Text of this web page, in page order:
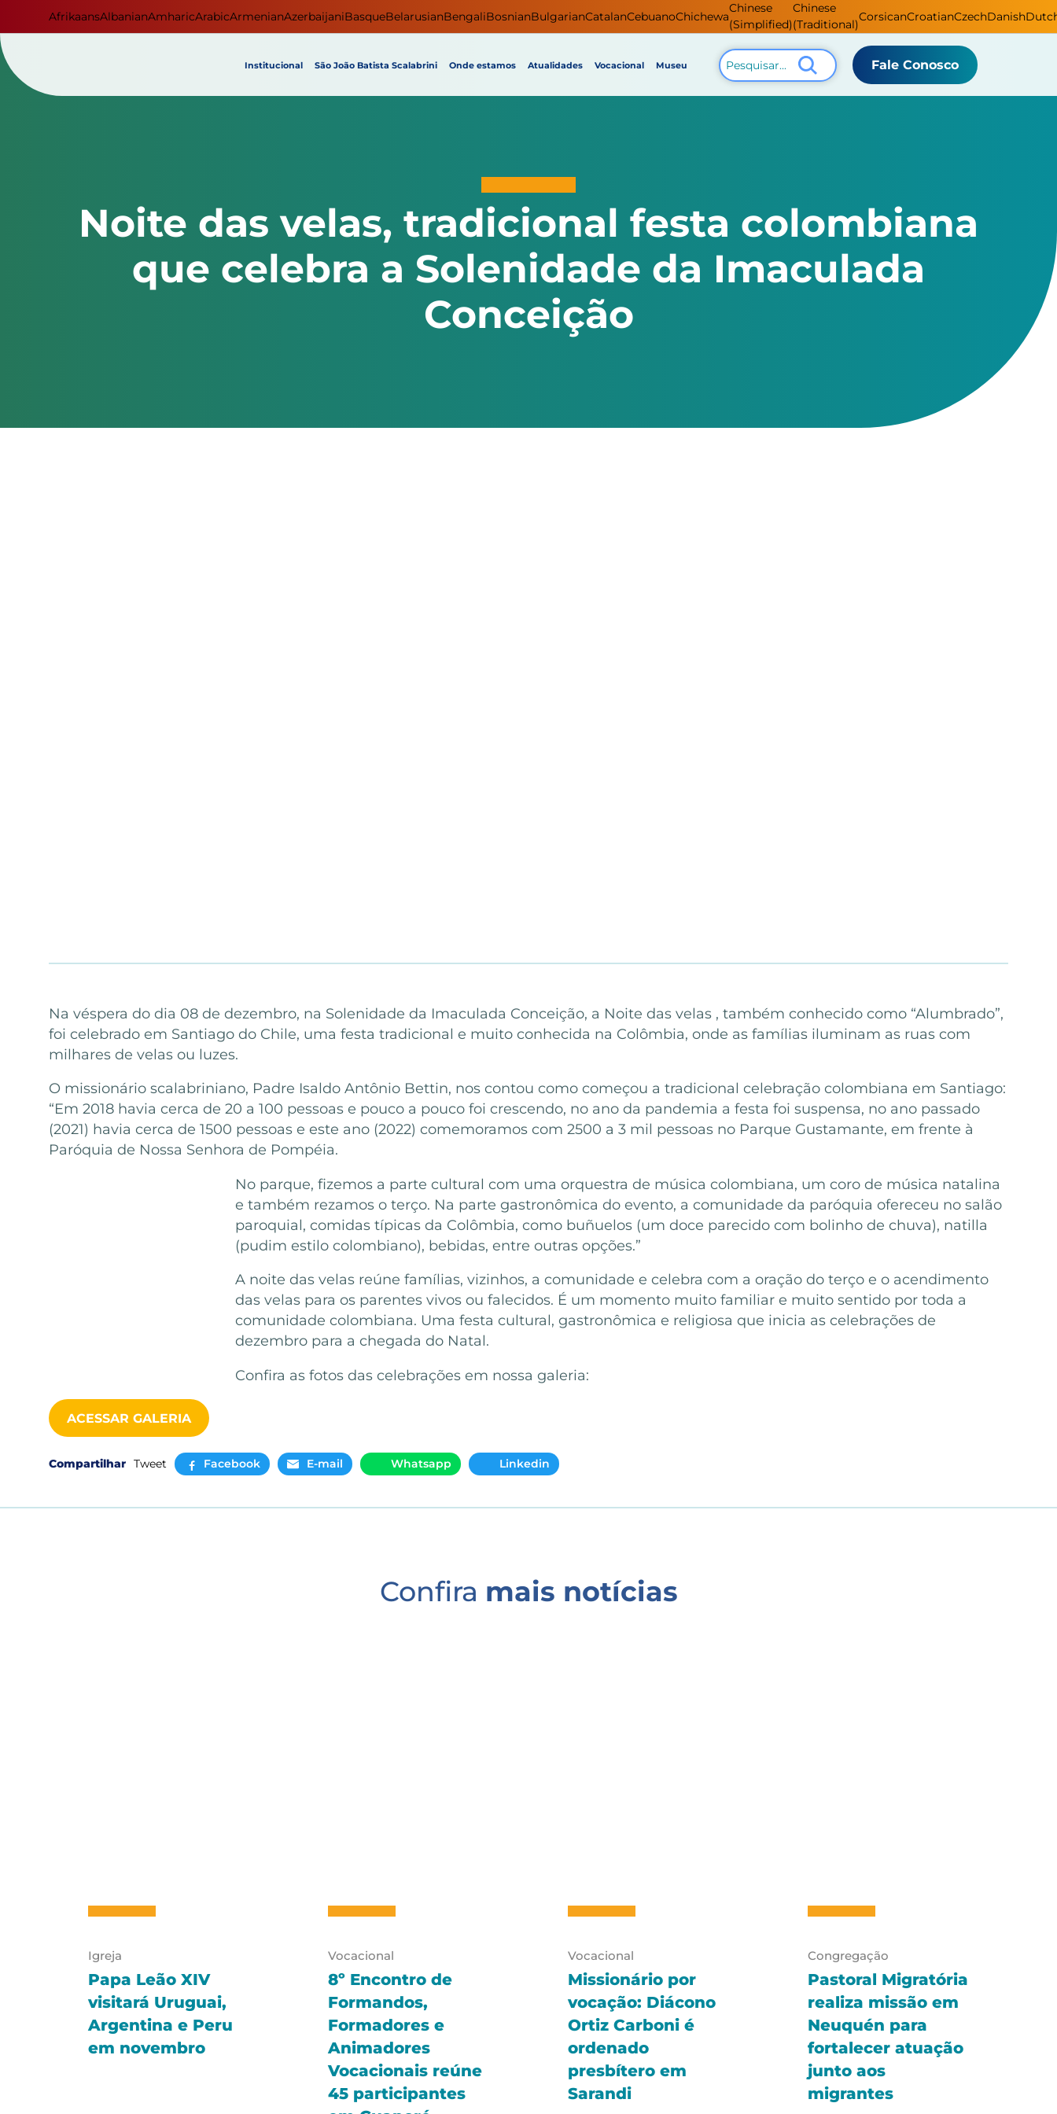
AfrikaansAlbanianAmharicArabicArmenianAzerbaijaniBasqueBelarusianBengaliBosnianBulgarianCatalanCebuanoChichewa
Chinese
(Simplified)
Chinese
(Traditional)
CorsicanCroatianCzechDanish
Institucional São João Batista Scalabrini Onde estamos Atualidades Vocacional Museu Fale Conosco
Noite das velas, tradicional festa colombiana
que celebra a Solenidade da Imaculada
Conceição
Na véspera do dia 08 de dezembro, na Solenidade da Imaculada Conceição, a ️Noite das velas ️, também conhecido como “Alumbrado”,
foi celebrado em Santiago do Chile, uma festa tradicional e muito conhecida na Colômbia, onde as famílias iluminam as ruas com
milhares de velas ou luzes.
O missionário scalabriniano, Padre Isaldo Antônio Bettin, nos contou como começou a tradicional celebração colombiana em Santiago:
“Em 2018 havia cerca de 20 a 100 pessoas e pouco a pouco foi crescendo, no ano da pandemia a festa foi suspensa, no ano passado
(2021) havia cerca de 1500 pessoas e este ano (2022) comemoramos com 2500 a 3 mil pessoas no Parque Gustamante, em frente à
Paróquia de Nossa Senhora de Pompéia.
No parque, fizemos a parte cultural com uma orquestra de música colombiana, um coro de música natalina
e também rezamos o terço. Na parte gastronômica do evento, a comunidade da paróquia ofereceu no salão
paroquial, comidas típicas da Colômbia, como buñuelos (um doce parecido com bolinho de chuva), natilla
(pudim estilo colombiano), bebidas, entre outras opções.”
A noite das velas reúne famílias, vizinhos, a comunidade e celebra com a oração do terço e o acendimento
das velas para os parentes vivos ou falecidos. É um momento muito familiar e muito sentido por toda a
comunidade colombiana. Uma festa cultural, gastronômica e religiosa que inicia as celebrações de
dezembro para a chegada do Natal.
Confira as fotos das celebrações em nossa galeria:
ACESSAR GALERIA
Compartilhar Tweet Facebook E-mail Whatsapp Linkedin
Confira mais notícias
Igreja
Papa Leão XIV
visitará Uruguai,
Argentina e Peru
em novembro
Vocacional
8º Encontro de
Formandos,
Formadores e
Animadores
Vocacionais reúne
45 participantes
Vocacional
Missionário por
vocação: Diácono
Ortiz Carboni é
ordenado
presbítero em
Sarandi
Congregação
Pastoral Migratória
realiza missão em
Neuquén para
fortalecer atuação
junto aos
migrantes